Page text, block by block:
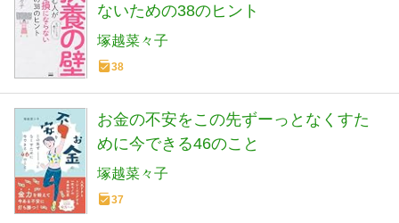
ないための38のヒント
塚越菜々子
38
お金の不安をこの先ずーっとなくすた
めに今できる46のこと
塚越菜々子
37